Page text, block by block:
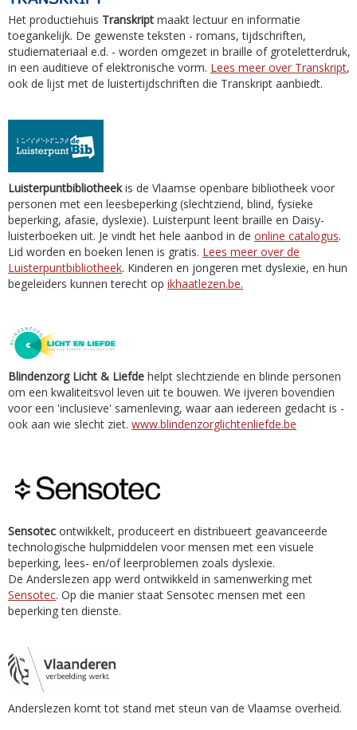
Het productiehuis Transkript maakt lectuur en informatie
toegankelijk. De gewenste teksten - romans, tijdschriften,
studiemateriaal e.d. - worden omgezet in braille of groteletterdruk,
in een auditieve of elektronische vorm. Lees meer over Transkript,
ook de lijst met de luistertijdschriften die Transkript aanbiedt.
Luisterpuntbibliotheekis de Vlaamse openbare bibliotheek voor
personen met een leesbeperking (slechtziend, blind, fysieke
beperking, afasie, dyslexie). Luisterpunt leent braille en Daisy-
luisterboeken uit. Je vindt het hele aanbod in de online catalogus.
Lid worden en boeken lenen is gratis. Lees meer over de
Luisterpuntbibliotheek. Kinderen en jongeren met dyslexie, en hun
begeleiders kunnen terecht op ikhaatlezen.be.
Blindenzorg Licht & Liefde helpt slechtziende en blinde personen
om een kwaliteitsvol leven uit te bouwen. We ijveren bovendien
voor een 'inclusieve' samenleving, waar aan iedereen gedacht is -
ook aan wie slecht ziet. www.blindenzorglichtenliefde.be
Sensotec ontwikkelt, produceert en distribueert geavanceerde
technologische hulpmiddelen voor mensen met een visuele
beperking, lees- en/of leerproblemen zoals dyslexie.
De Anderslezen app werd ontwikkeld in samenwerking met
Sensotec. Op die manier staat Sensotec mensen met een
beperking ten dienste.
Anderslezen komt tot stand met steun van de Vlaamse overheid.